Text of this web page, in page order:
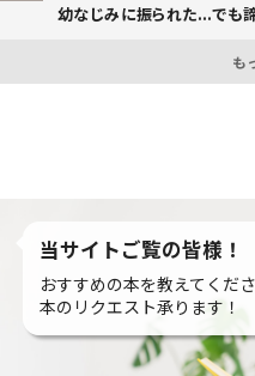
幼なじみに振られた...でも諦
も
当サイトご覧の皆様！
おすすめの本を教えてくださ
本のリクエスト承ります！